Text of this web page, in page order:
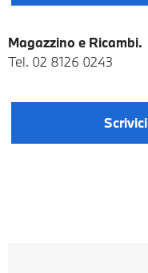
Magazzino e Ricambi.
Tel. 02 8126 0243
Scrivici